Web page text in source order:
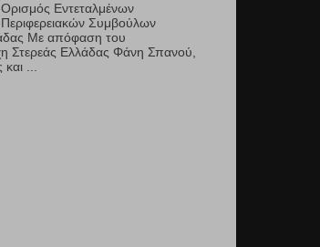
Ορισμός Εντεταλμένων
Περιφερειακών Συμβούλων
Με απόφαση του
Στερεάς Ελλάδας Φάνη Σπανού,
και ...